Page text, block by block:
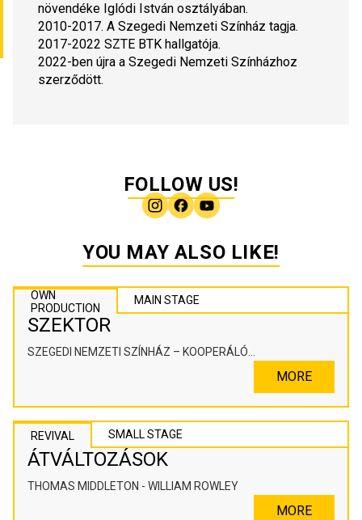
növendéke Iglódi István osztályában.
2010-2017. A Szegedi Nemzeti Színház tagja.
2017-2022 SZTE BTK hallgatója.
2022-ben újra a Szegedi Nemzeti Színházhoz
szerződött.
FOLLOW US!
YOU MAY ALSO LIKE!
OWN
PRODUCTION
MAIN STAGE
SZEKTOR
SZEGEDI NEMZETI SZÍNHÁZ – KOOPERÁLÓ
MORE
REVIVAL SMALL STAGE
ÁTVÁLTOZÁSOK
THOMAS MIDDLETON - WILLIAM ROWLEY
MORE